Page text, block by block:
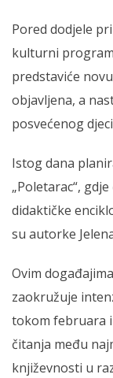
Pored dodjele
kulturni
predstaviće
objavljena, a
posvećenog
Istog dana
„Poletarac“,
didaktičke
su autorke
Ovim
zaokružuje
tokom februara
čitanja među
književnosti u